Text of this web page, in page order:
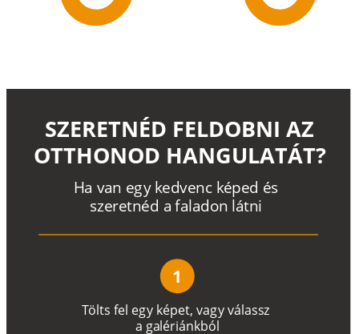
Tölts fel egy képet, vagyválassz
a galériánkból
Ha van egy kedvenc képed és
szeretnéd a faladon látni
SZERETNÉD FELDOBNI AZ
OTTHONOD HANGULATÁT?
1